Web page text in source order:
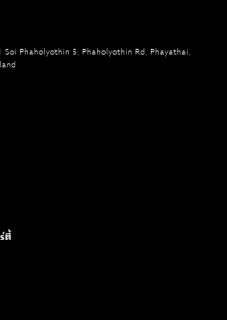
Phaholyothin 5, Phaholyothin Rd, Phayathai,
ตี้